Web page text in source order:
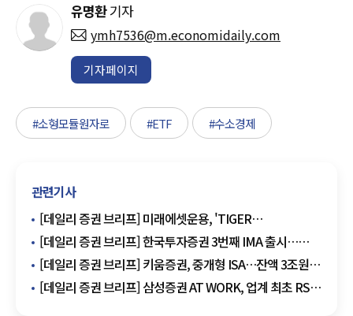
유명환기자
ymh7536@m.economidaily.com
기자페이지
#소형모듈원자로 #ETF #수소경제
관련기사
[데일리 증권 브리프] 미래에셋운용, 'TIGER
배당커버드콜액티브' 배당 실시 外
[데일리 증권 브리프] 한국투자증권 3번째 IMA 출시…
3000억원 모집 外
[데일리 증권 브리프] 키움증권, 중개형 ISA…잔액 3조원
돌파 外
[데일리 증권 브리프] 삼성증권 AT WORK, 업계 최초 RSA